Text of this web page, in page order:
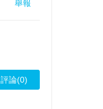
舉報
評論(0)